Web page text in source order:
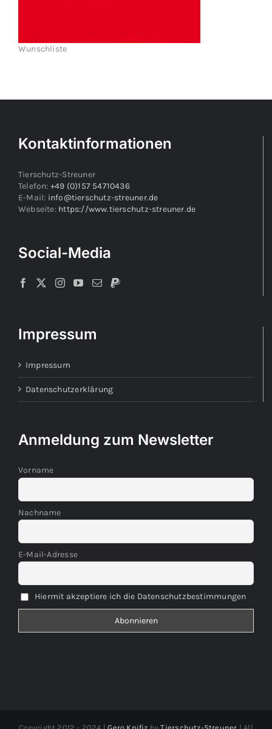
Wunschliste
Kontaktinformationen
Tierschutz-Streuner
Telefon: +49 (0)157 54710436
E-Mail: info@tierschutz-streuner.de
Webseite: https://www.tierschutz-streuner.de
Social-Media
Impressum
Impressum
Datenschutzerklärung
Anmeldung zum Newsletter
Vorname
Nachname
E-Mail-Adresse
Hiermit akzeptiere ich die Datenschutzbestimmungen